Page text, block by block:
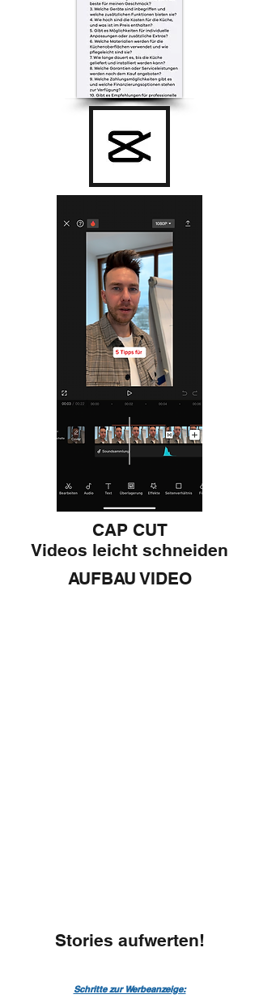
CAP CUT
Videos leicht schneiden
AUFBAU VIDEO
Stories aufwerten!
Schritte zur Werbeanzeige: